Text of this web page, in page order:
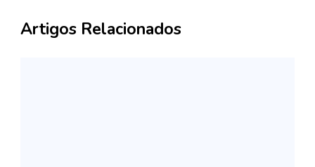
Artigos Relacionados